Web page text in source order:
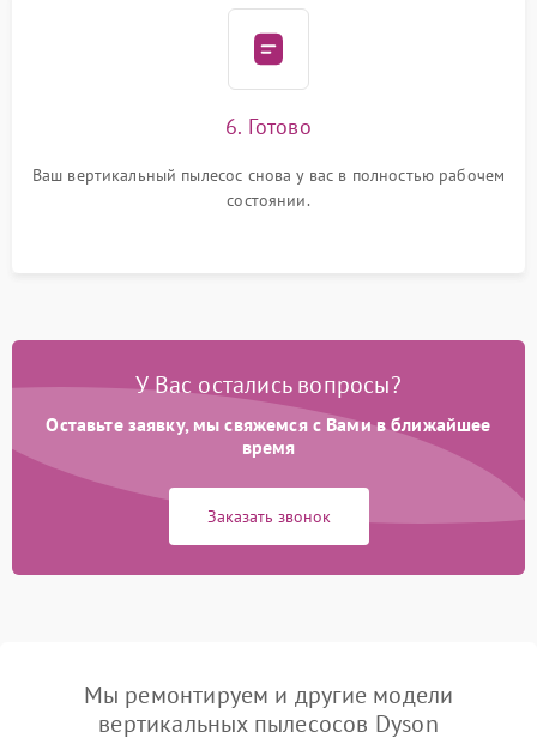
6. Готово
Ваш вертикальный пылесос снова у вас в полностью рабочем
состоянии.
У Вас остались вопросы?
Оставьте заявку, мы свяжемся с Вами в ближайшее
время
Заказать звонок
Мы ремонтируем и другие модели
вертикальных пылесосов Dyson